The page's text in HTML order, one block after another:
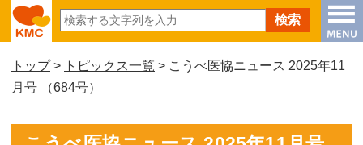
トップ> トピックス一覧 > こうべ医協ニュース 2025年11
月号 （684号）